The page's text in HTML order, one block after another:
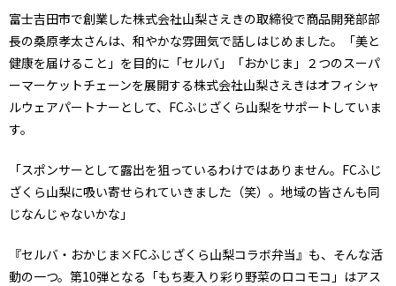
富士吉田市で創業した株式会社山梨さえきの取締役で商品開発部部
長の桑原孝太さんは、和やかな雰囲気で話しはじめました。「美と
健康を届けること」を目的に「セルバ」「おかじま」２つのスーパ
ーマーケットチェーンを展開する株式会社山梨さえきはオフィシャ
ルウェアパートナーとして、FCふじざくら山梨をサポートしていま
す。
「スポンサーとして露出を狙っているわけではありません。FCふじ
ざくら山梨に吸い寄せられていきました（笑）。地域の皆さんも同
じなんじゃないかな」
『セルバ・おかじま×FCふじざくら山梨コラボ弁当』も、そんな活
動の一つ。第10弾となる「もち麦入り彩り野菜のロコモコ」はアス